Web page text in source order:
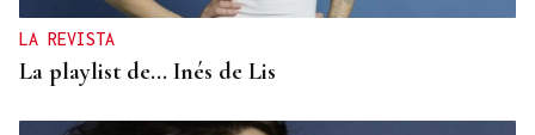
LA REVISTA
La playlist de... Inés de Lis